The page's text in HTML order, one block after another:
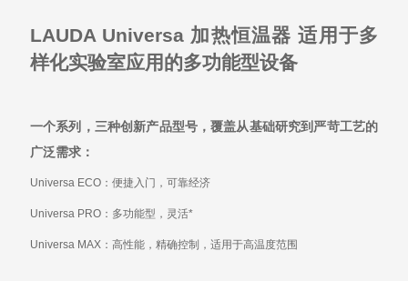
LAUDA Universa 加热恒温器 适用于多
样化实验室应用的多功能型设备
一个系列，三种创新产品型号，覆盖从基础研究到严苛工艺的
广泛需求：
Universa ECO ：便捷入门，可靠经济
Universa PRO ：多功能型，灵活*
Universa MAX ：高性能，精确控制，适用于高温度范围